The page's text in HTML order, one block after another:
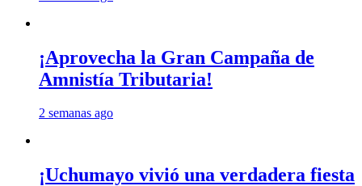
¡Aprovecha la Gran Campaña de
Amnistía Tributaria!
2 semanas ago
¡Uchumayo vivió una verdadera fiesta